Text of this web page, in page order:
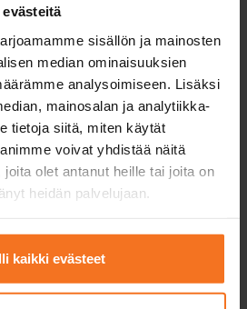
sisällön ja mainosten
median ominaisuuksien
analysoimiseen. Lisäksi
mainosalan ja analytiikka-
tietoja siitä, miten käytät
voivat yhdistää näitä
olet antanut heille tai joita on
heidän palvelujaan.
kaikki evästeet
terveysperustaisen ajokyvyn
Jos etsit poliisin määräämiä
täältä:Poliisin määräämät
arvioinnit
ajokyvyn